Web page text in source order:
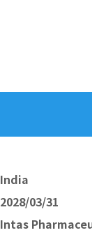
India
2028/03/31
Intas